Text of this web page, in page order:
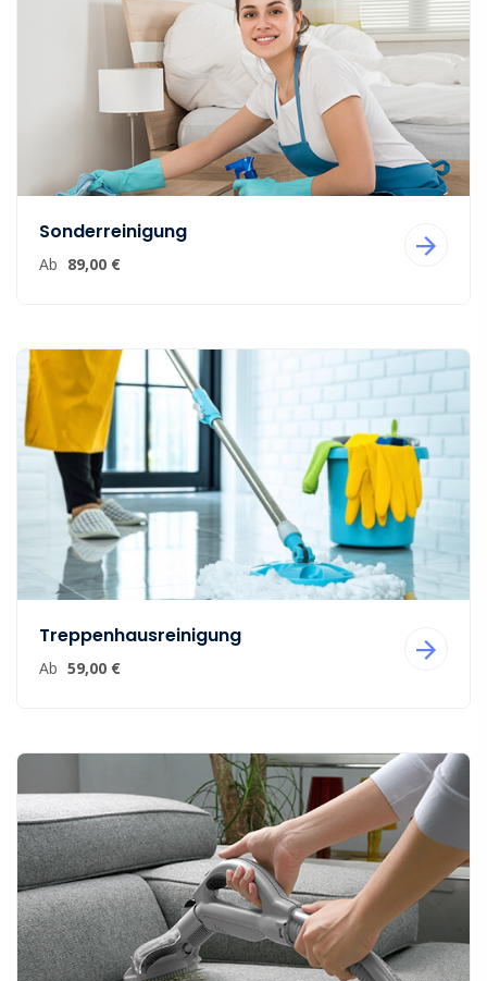
Sonderreinigung
Ab 89,00 €
Treppenhausreinigung
Ab 59,00 €